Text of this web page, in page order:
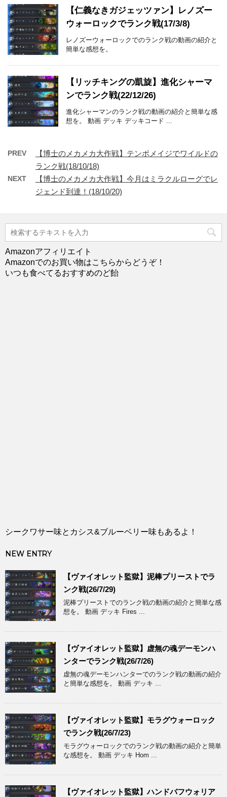
【仁義なきガジェッツァン】レノズー
ウォーロックでランク戦(17/3/8)
レノズーウォーロックでのランク戦の動画の紹介と
簡単な感想を。
【リッチキングの凱旋】進化シャーマ
ンでランク戦(22/12/26)
進化シャーマンのランク戦の動画の紹介と簡単な感
想を。 動画 デッキ デッキコード ...
PREV
【博士のメカメカ大作戦】テンポメイジでワイルドの
ランク戦(18/10/18)
NEXT
【博士のメカメカ大作戦】今月はミラクルローグでレ
ジェンド到達！(18/10/20)
Amazonアフィリエイト
Amazonでのお買い物はこちらからどうぞ！
いつも食べてるおすすめのど飴
シークワサー味とカシス&ブルーベリー味もあるよ！
NEW ENTRY
【ヴァイオレット監獄】泥棒プリーストでラ
ンク戦(26/7/29)
泥棒プリーストでのランク戦の動画の紹介と簡単な感
想を。 動画 デッキ Fires ...
【ヴァイオレット監獄】虚無の魂デーモンハ
ンターでランク戦(26/7/26)
虚無の魂デーモンハンターでのランク戦の動画の紹介
と簡単な感想を。 動画 デッキ ...
【ヴァイオレット監獄】モラグウォーロック
でランク戦(26/7/23)
モラグウォーロックでのランク戦の動画の紹介と簡単
な感想を。 動画 デッキ Hom ...
【ヴァイオレット監獄】ハンドバフウォリア